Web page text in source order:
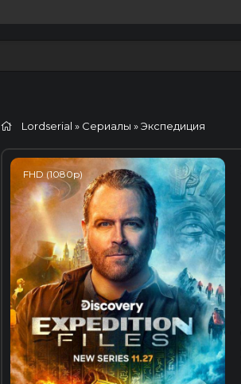
Lordserial » Сериалы » Экспедиция
FHD (1080p)